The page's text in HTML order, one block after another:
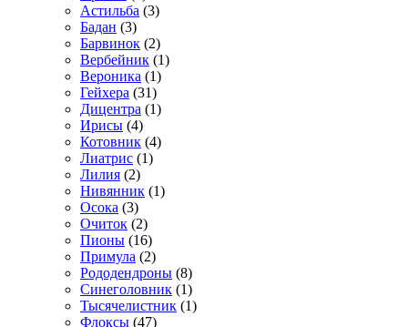
Астильба (3)
Бадан (3)
Барвинок (2)
Вербейник (1)
Вероника (1)
Гейхера (31)
Дицентра (1)
Ирисы (4)
Котовник (4)
Лиатрис (1)
Лилия (2)
Нивянник (1)
Осока (3)
Очиток (2)
Пионы (16)
Примула (2)
Рододендроны (8)
Синеголовник (1)
Тысячелистник (1)
Флоксы (47)